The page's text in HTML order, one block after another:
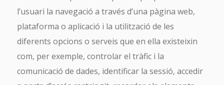
l’usuari la navegació a través d’una pàgina web,
plataforma o aplicació i la utilització de les
diferents opcions o serveis que en ella existeixin
com, per exemple, controlar el tràfic i la
comunicació de dades, identificar la sessió, accedir